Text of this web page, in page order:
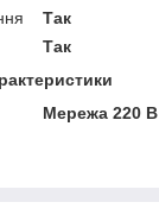
Так
Так
Мережа 220 В